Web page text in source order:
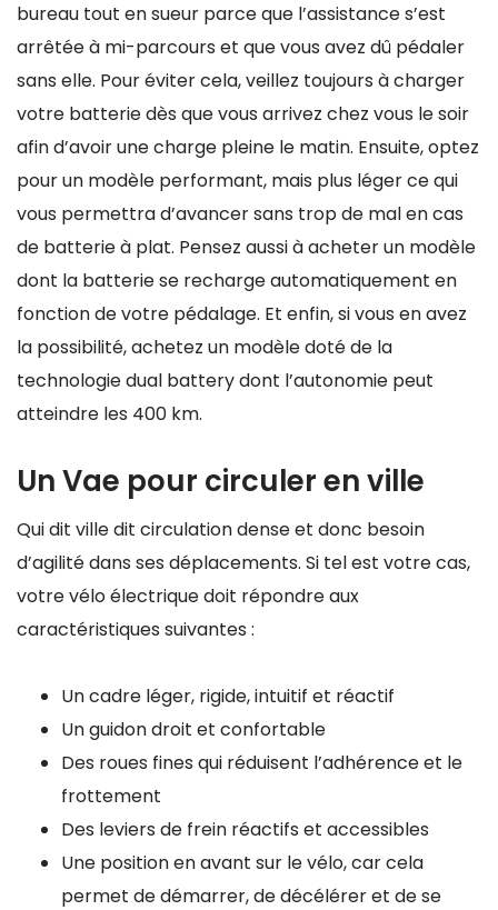
bureau tout en sueur parce que l’assistance s’est
arrêtée à mi-parcours et que vous avez dû pédaler
sans elle. Pour éviter cela, veillez toujours à charger
votre batterie dès que vous arrivez chez vous le soir
afin d’avoir une charge pleine le matin. Ensuite, optez
pour un modèle performant, mais plus léger ce qui
vous permettra d’avancer sans trop de mal en cas
de batterie à plat. Pensez aussi à acheter un modèle
dont la batterie se recharge automatiquement en
fonction de votre pédalage. Et enfin, si vous en avez
la possibilité, achetez un modèle doté de la
technologie dual battery dont l’autonomie peut
atteindre les 400 km.
Un Vae pour circuler en ville
Qui dit ville dit circulation dense et donc besoin
d’agilité dans ses déplacements. Si tel est votre cas,
votre vélo électrique doit répondre aux
caractéristiques suivantes :
Un cadre léger, rigide, intuitif et réactif
Un guidon droit et confortable
Des roues fines qui réduisent l’adhérence et le
frottement
Des leviers de frein réactifs et accessibles
Une position en avant sur le vélo, car cela
permet de démarrer, de décélérer et de se